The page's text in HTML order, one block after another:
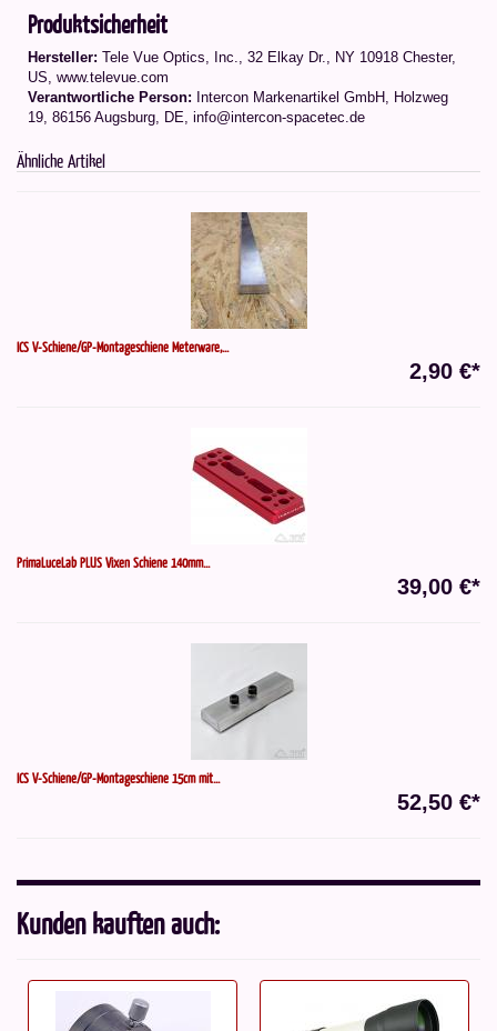
Produktsicherheit
Hersteller: Tele Vue Optics, Inc., 32 Elkay Dr., NY 10918 Chester,
US, www.televue.com
Verantwortliche Person: Intercon Markenartikel GmbH, Holzweg
19, 86156 Augsburg, DE, info@intercon-spacetec.de
Ähnliche Artikel
ICS V-Schiene/GP-Montageschiene Meterware,...
2,90 €*
PrimaLuceLab PLUS Vixen Schiene 140mm...
39,00 €*
ICS V-Schiene/GP-Montageschiene 15cm mit...
52,50 €*
Kunden kauften auch: